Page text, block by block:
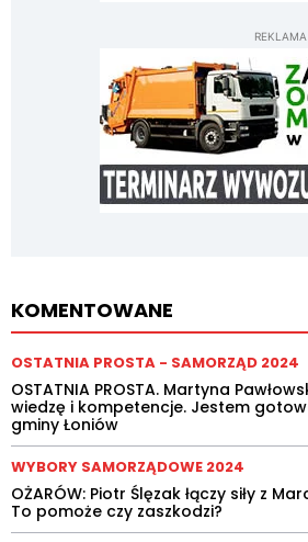
REKLAMA
KOMENTOWANE
OSTATNIA PROSTA - SAMORZĄD 2024
OSTATNIA PROSTA. Martyna
wiedzę i kompetencje. Jestem
gminy Łoniów
WYBORY SAMORZĄDOWE 2024
OŻARÓW: Piotr Ślęzak łączy siły z
To pomoże czy zaszkodzi?